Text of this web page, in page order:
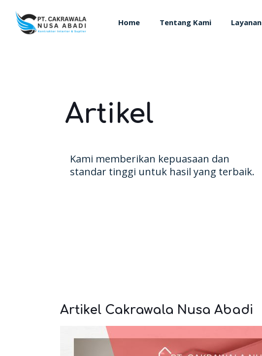
Home Tentang Kami Layanan
Artikel
Kami memberikan kepuasaan dan
standar tinggi untuk hasil yang terbaik.
Artikel Cakrawala Nusa Abadi